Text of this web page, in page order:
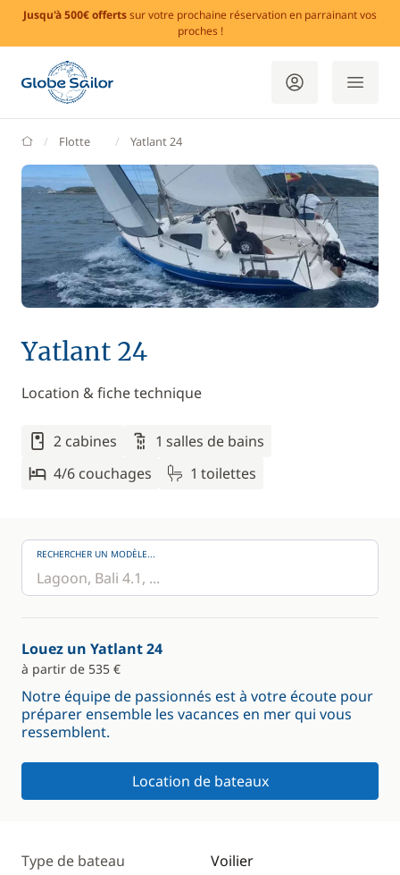
Jusqu'à 500€ offertssur votre prochaine réservation en parrainant vos
proches !
GlobeSailor
Flotte Yatlant 24
Yatlant 24
Location & fiche technique
2 cabines
1 salles de bains
4/6 couchages
1 toilettes
RECHERCHER UN MODÈLE...
Louez un Yatlant 24
à partir de 535 €
Notre équipe de passionnés est à votre écoute pour
préparer ensemble les vacances en mer qui vous
ressemblent.
Location de bateaux
Type de bateau Voilier